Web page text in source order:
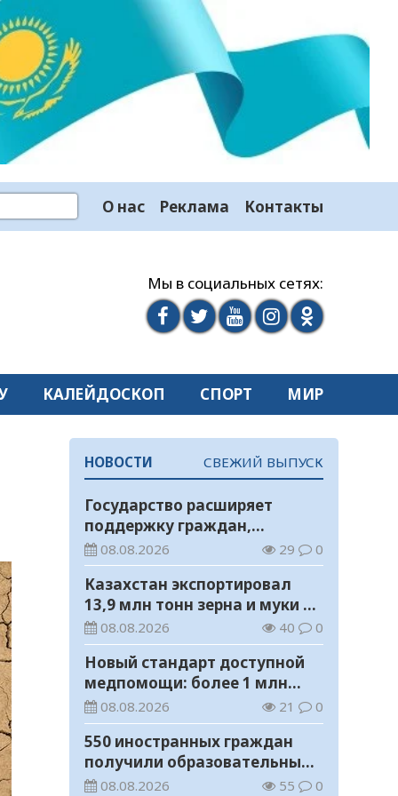
О нас Реклама Контакты
Мы в социальных сетях:
КАЛЕЙДОСКОП СПОРТ МИР
НОВОСТИ СВЕЖИЙ ВЫПУСК
Государство расширяет
поддержку граждан,
переезжающих в новые
регионы для работы
08.08.2026 29 0
Казахстан экспортировал
13,9 млн тонн зерна и муки в
зерновом эквиваленте
08.08.2026 40 0
Новый стандарт доступной
медпомощи: более 1 млн
казахстанцев получили
телемедицинские услуги
08.08.2026 21 0
550 иностранных граждан
получили образовательные
гранты для обучения в
08.08.2026 55 0